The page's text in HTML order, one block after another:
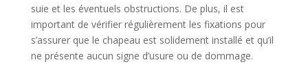
suie et les éventuels obstructions. De plus, il est
important de vérifier régulièrement les fixations pour
s’assurer que le chapeau est solidement installé et qu’il
ne présente aucun signe d’usure ou de dommage.